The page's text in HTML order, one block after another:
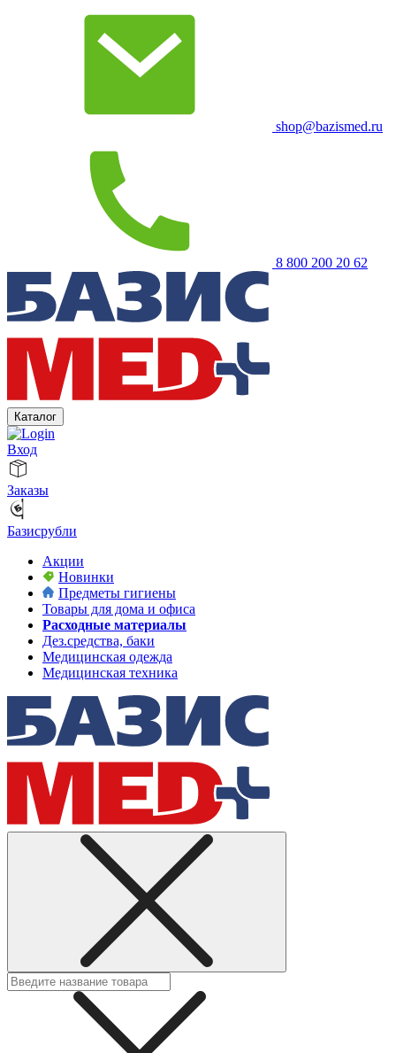
shop@bazismed.ru
8 800 200 20 62
Каталог
Вход
Заказы
Базисрубли
Акции
Новинки
Предметы гигиены
Товары для дома и офиса
Расходные материалы
Дез.средства, баки
Медицинская одежда
Медицинская техника